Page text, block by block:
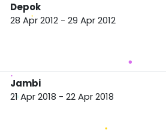
Depok
28 Apr 2012 - 29 Apr 2012
Jambi
21 Apr 2018 - 22 Apr 2018